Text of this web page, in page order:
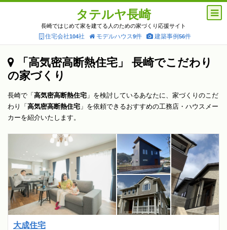
タテルヤ長崎
長崎ではじめて家を建てる人のための家づくり応援サイト
住宅会社104社 モデルハウス9件 建築事例56件
「高気密高断熱住宅」 長崎でこだわり
の家づくり
長崎で「 高気密高断熱住宅 」を検討しているあなたに、家づくりのこだ
わり「 高気密高断熱住宅 」を依頼できるおすすめの工務店・ハウスメー
カーを紹介いたします。
大成住宅